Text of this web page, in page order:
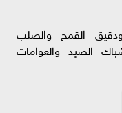
القمح والصلب
الصيد والعوامات